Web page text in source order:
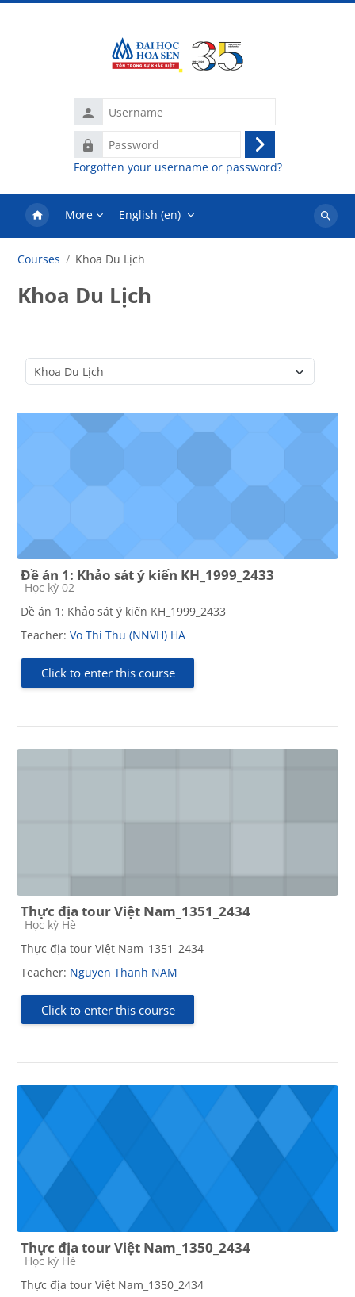
Username
Password
Log
in
Forgotten your username or password?
More English ‎(en)‎
Search
Courses Khoa Du Lịch
Khoa Du Lịch
Đề án 1: Khảo sát ý kiến KH_1999_2433
Course category
Học kỳ 02
Đề án 1: Khảo sát ý kiến KH_1999_2433
Teacher: Vo Thi Thu (NNVH) HA
Click to enter this course
Thực địa tour Việt Nam_1351_2434
Course category
Học kỳ Hè
Thực địa tour Việt Nam_1351_2434
Teacher: Nguyen Thanh NAM
Click to enter this course
Thực địa tour Việt Nam_1350_2434
Course category
Học kỳ Hè
Thực địa tour Việt Nam_1350_2434